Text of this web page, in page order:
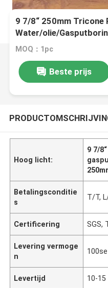
9 7/8“ 250mm Tricone
Water/olie/
MOQ：1pc
Beste prijs
Hoog licht:
9 7/
Betalingsconditie
s
T/T,
Certificering SGS,
Levering vermoge
n
Levertijd 10-15